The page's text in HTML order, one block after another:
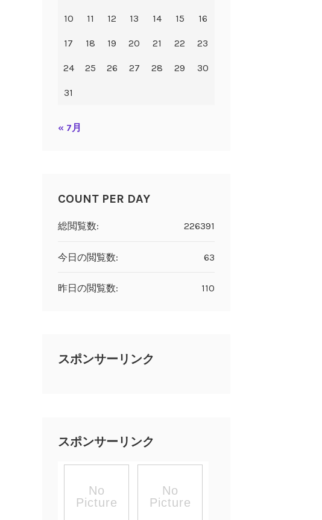
10 11 12 13 14 15 16
17 18 19 20 21 22 23
24 25 26 27 28 29 30
31
« 7月
COUNT PER DAY
226391
総閲覧数:
63
今日の閲覧数:
110
昨日の閲覧数:
スポンサーリンク
スポンサーリンク